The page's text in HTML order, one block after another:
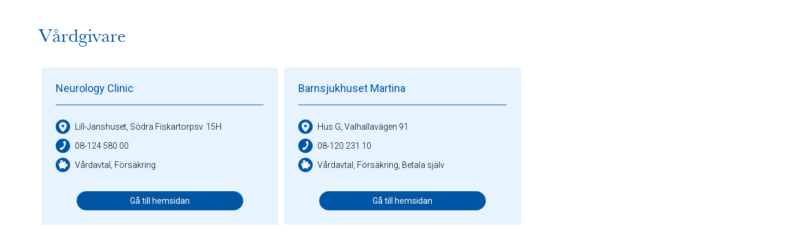
Vårdgivare
Neurology Clinic
Lill-Janshuset, Södra Fiskartorpsv. 15H
08-124 580 00
Vårdavtal, Försäkring
Gå till hemsidan
Barnsjukhuset Martina
Hus G, Valhallavägen 91
08-120 231 10
Vårdavtal, Försäkring, Betala själv
Gå till hemsidan